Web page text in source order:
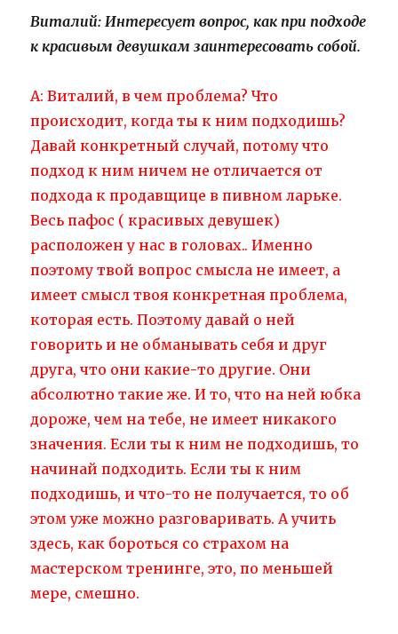
Виталий: Интересует вопрос, как при подходе
к красивым девушкам заинтересовать собой.
А: Виталий, в чем проблема? Что
происходит, когда ты к ним подходишь?
Давай конкретный случай, потому что
подход к ним ничем не отличается от
подхода к продавщице в пивном ларьке.
Весь пафос ( красивых девушек)
расположен у нас в головах.. Именно
поэтому твой вопрос смысла не имеет, а
имеет смысл твоя конкретная проблема,
которая есть. Поэтому давай о ней
говорить и не обманывать себя и друг
друга, что они какие-то другие. Они
абсолютно такие же. И то, что на ней юбка
дороже, чем на тебе, не имеет никакого
значения. Если ты к ним не подходишь, то
начинай подходить. Если ты к ним
подходишь, и что-то не получается, то об
этом уже можно разговаривать. А учить
здесь, как бороться со страхом на
мастерском тренинге, это, по меньшей
мере, смешно.